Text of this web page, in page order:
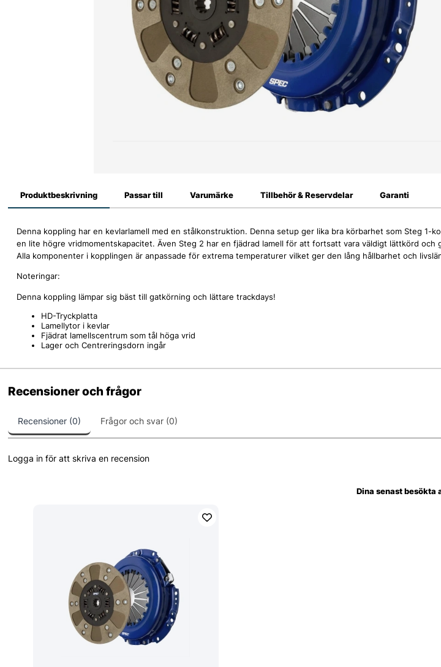
Produktbeskrivning
Denna koppling har en kevlarlamell med en stålkonstruktion. Denna setup ger lika bra körbarhet som Steg 1-
en lite högre vridmomentskapacitet. Även Steg 2 har en fjädrad lamell för att fortsatt vara väldigt lättkörd och
Alla komponenter i kopplingen är anpassade för extrema temperaturer vilket ger den lång hållbarhet och
Noteringar:
Denna koppling lämpar sig bäst till gatkörning och lättare trackdays!
HD-Tryckplatta
Lamellytor i kevlar
Fjädrat lamellscentrum som tål höga vrid
Lager och Centreringsdorn ingår
Passar till Varumärke Tillbehör & Reservdelar Garanti
Recensioner och frågor
Recensioner (0) Frågor och svar (0)
Logga in för att skriva en recension
Dina senast besökta